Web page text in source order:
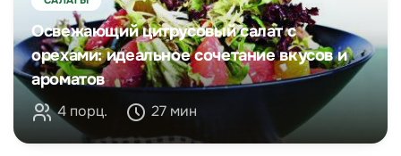
Освежающий цитрусовый салат с
орехами: идеальное сочетание вкусов и
ароматов
4 порц. 27 мин